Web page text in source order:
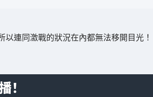
連同激戰的狀況在內都無法移開目光！
！